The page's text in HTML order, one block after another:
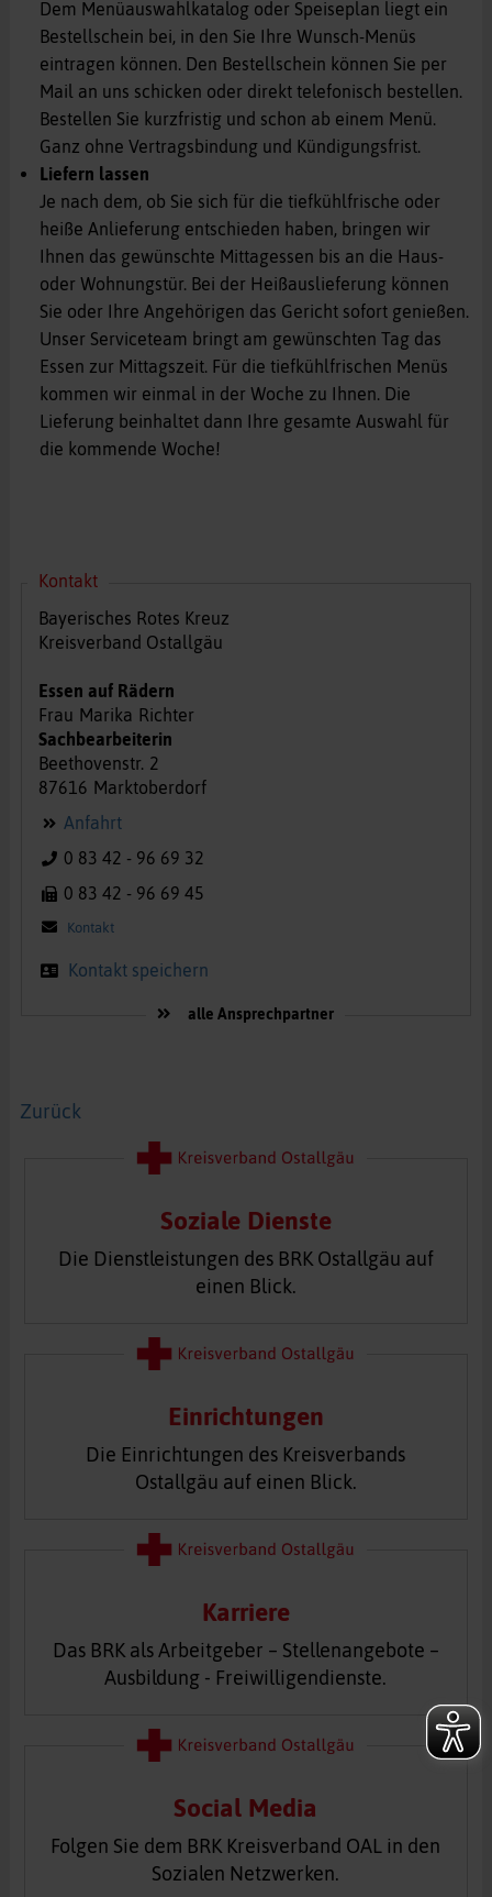
Dem Menüauswahlkatalog oder Speiseplan liegt ein
Bestellschein bei, in den Sie Ihre Wunsch-Menüs
eintragen können. Den Bestellschein können Sie per
Mail an uns schicken oder direkt telefonisch bestellen.
Bestellen Sie kurzfristig und schon ab einem Menü.
Ganz ohne Vertragsbindung und Kündigungsfrist.
Liefern lassen
Je nach dem, ob Sie sich für die tiefkühlfrische oder
heiße Anlieferung entschieden haben, bringen wir
Ihnen das gewünschte Mittagessen bis an die Haus-
oder Wohnungstür. Bei der Heißauslieferung können
Sie oder Ihre Angehörigen das Gericht sofort genießen.
Unser Serviceteam bringt am gewünschten Tag das
Essen zur Mittagszeit. Für die tiefkühlfrischen Menüs
kommen wir einmal in der Woche zu Ihnen. Die
Lieferung beinhaltet dann Ihre gesamte Auswahl für
die kommende Woche!
Kontakt
Bayerisches Rotes Kreuz
Kreisverband Ostallgäu
Essen auf Rädern
Frau Marika Richter
Sachbearbeiterin
Beethovenstr. 2
87616 Marktoberdorf
Anfahrt
0 83 42 - 96 69 32
0 83 42 - 96 69 45
Kontakt
Kontakt speichern
alle Ansprechpartner
Zurück
Soziale Dienste
Die Dienstleistungen des BRK Ostallgäu auf
einen Blick.
Einrichtungen
Die Einrichtungen des Kreisverbands
Ostallgäu auf einen Blick.
Karriere
Das BRK als Arbeitgeber – Stellenangebote –
Ausbildung - Freiwilligendienste.
Social Media
Folgen Sie dem BRK Kreisverband OAL in den
Sozialen Netzwerken.